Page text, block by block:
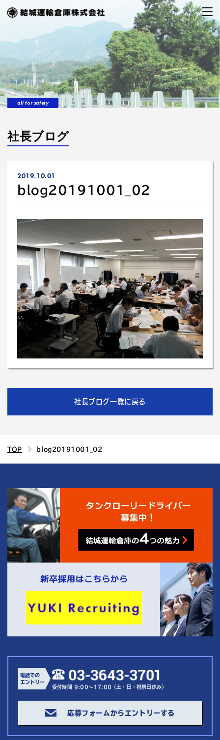
all for safety
社長ブログ
2019.10.01
blog20191001_02
社長ブログ一覧に戻る
TOP blog20191001_02
結城運輸倉庫の4
電話での
エントリー
受付時間 9:00～17:00（土・日・祝祭日休み）
応募フォームからエントリーする